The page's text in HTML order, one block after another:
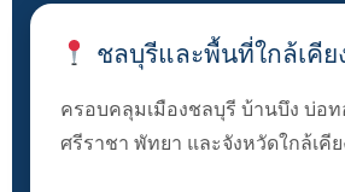
ชลบุรีและพื้นที่ใกล้เคีย
ครอบคลุมเมืองชลบุรี บ้านบึง บ่อ
ศรีราชา พัทยา และจังหวัดใกล้เคีย